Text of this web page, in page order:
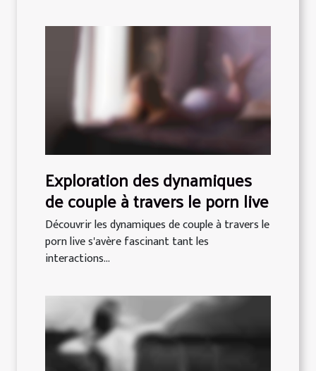
Exploration des dynamiques
de couple à travers le porn live
Découvrir les dynamiques de couple à travers le
porn live s'avère fascinant tant les
interactions...